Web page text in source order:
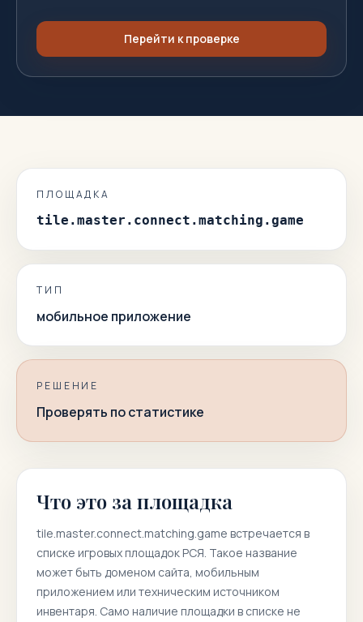
Перейти к проверке
ПЛОЩАДКА
tile.master.connect.matching.game
ТИП
мобильное приложение
РЕШЕНИЕ
Проверять по статистике
Что это за площадка
tile.master.connect.matching.game встречается в
списке игровых площадок РСЯ. Такое название
может быть доменом сайта, мобильным
приложением или техническим источником
инвентаря. Само наличие площадки в списке не